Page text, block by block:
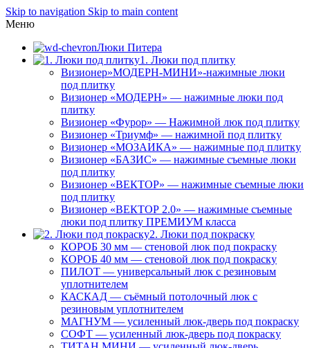
Skip to navigation Skip to main content
Меню
Люки Питера
1. Люки под плитку
Визионер»МОДЕРН-МИНИ»-нажимные люки
под плитку
Визионер «МОДЕРН» — нажимные люки под
плитку
Визионер «Фурор» — Нажимной люк под плитку
Визионер «Триумф» — нажимной под плитку
Визионер «МОЗАИКА» — нажимные под плитку
Визионер «БАЗИС» — нажимные съемные люки
под плитку
Визионер «ВЕКТОР» — нажимные съемные люки
под плитку
Визионер «ВЕКТОР 2.0» — нажимные съемные
люки под плитку ПРЕМИУМ класса
2. Люки под покраску
КОРОБ 30 мм — стеновой люк под покраску
КОРОБ 40 мм — стеновой люк под покраску
ПИЛОТ — универсальный люк с резиновым
уплотнителем
КАСКАД — съёмный потолочный люк с
резиновым уплотнителем
МАГНУМ — усиленный люк-дверь под покраску
СОФТ — усиленный люк-дверь под покраску